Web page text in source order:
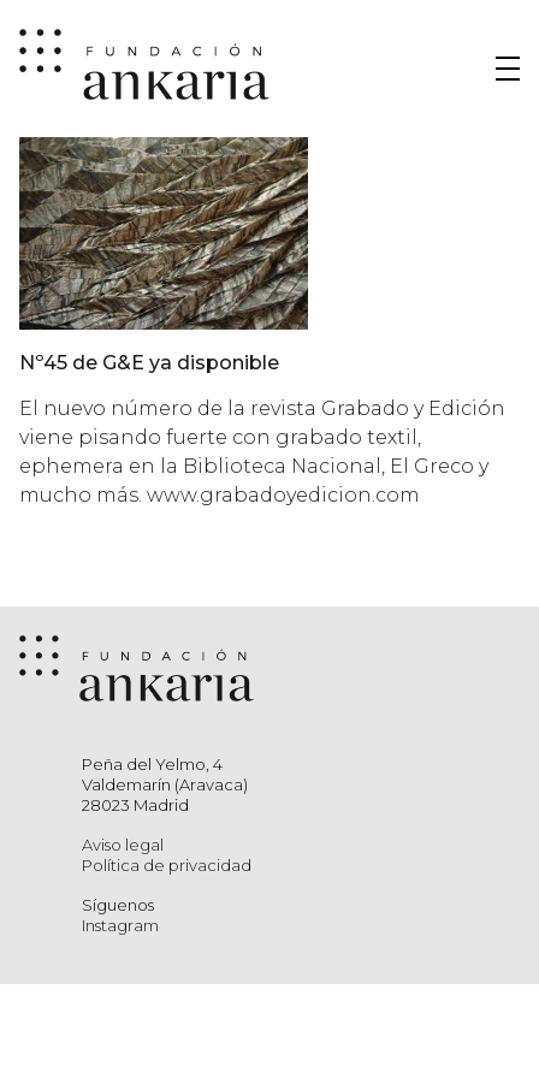
Nº45 de G&E ya disponible
El nuevo número de la revista Grabado y Edición
viene pisando fuerte con grabado textil,
ephemera en la Biblioteca Nacional, El Greco y
mucho más. www.grabadoyedicion.com
Peña del Yelmo, 4
Valdemarín (Aravaca)
28023 Madrid
Aviso legal
Política de privacidad
Síguenos
Instagram